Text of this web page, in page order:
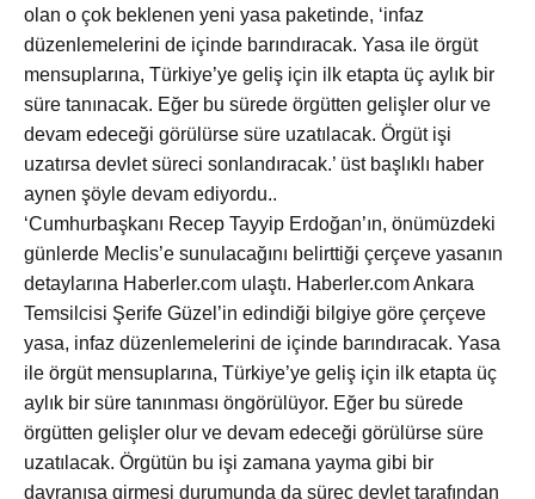
olan o çok beklenen yeni yasa paketinde, ‘infaz
düzenlemelerini de içinde barındıracak. Yasa ile örgüt
mensuplarına, Türkiye’ye geliş için ilk etapta üç aylık bir
süre tanınacak. Eğer bu sürede örgütten gelişler olur ve
devam edeceği görülürse süre uzatılacak. Örgüt işi
uzatırsa devlet süreci sonlandıracak.’ üst başlıklı haber
aynen şöyle devam ediyordu..
‘Cumhurbaşkanı Recep Tayyip Erdoğan’ın, önümüzdeki
günlerde Meclis’e sunulacağını belirttiği çerçeve yasanın
detaylarına Haberler.com ulaştı. Haberler.com Ankara
Temsilcisi Şerife Güzel’in edindiği bilgiye göre çerçeve
yasa, infaz düzenlemelerini de içinde barındıracak. Yasa
ile örgüt mensuplarına, Türkiye’ye geliş için ilk etapta üç
aylık bir süre tanınması öngörülüyor. Eğer bu sürede
örgütten gelişler olur ve devam edeceği görülürse süre
uzatılacak. Örgütün bu işi zamana yayma gibi bir
davranışa girmesi durumunda da süreç devlet tarafından